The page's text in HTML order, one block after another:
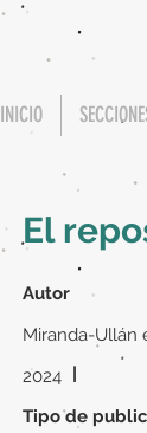
INICIO
El
Autor
Miranda-Ullán
2024 |
Tipo de